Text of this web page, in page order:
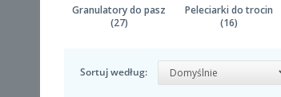
Granulatory do pasz
(27)
Peleciarki do trocin
(16)
Sortuj według: